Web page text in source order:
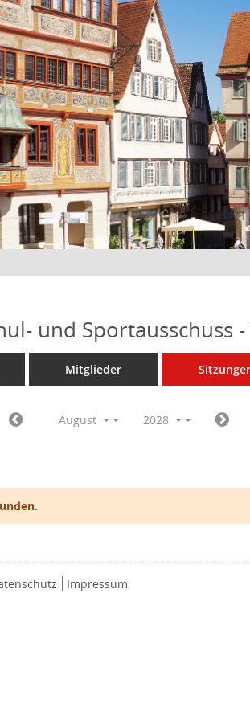
und Sportausschuss
Mitglieder
August 2028
Impressum